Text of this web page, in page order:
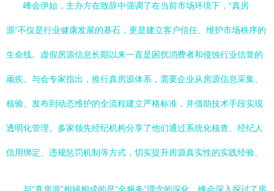
峰会伊始，主办方在致辞中强调了在当前市场环境下，“真房
源”不仅是行业健康发展的基石，更是建立客户信任、维护市场秩序的
生命线。虚假房源信息长期以来一直是困扰消费者和侵蚀行业信誉的
顽疾。与会专家指出，推行真房源体系，需要企业从房源信息采集、
核验、发布到动态维护的全流程建立严格标准，并借助技术手段实现
透明化管理。多家领先经纪机构分享了他们通过系统化核查、经纪人
信用绑定、违规惩罚机制等方式，切实提升房源真实性的实践经验。